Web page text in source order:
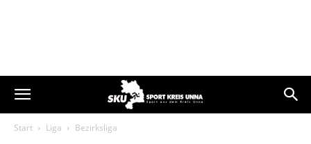
Start Liga Bezirksliga